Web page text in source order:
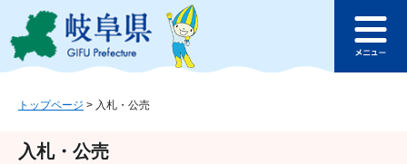
ジ
ュ
このページの本文へ
ュ
トップページ > 入札・公売
入札・公売